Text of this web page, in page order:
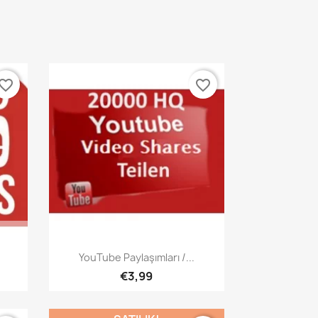
Hızlı Görünüm
YouTube Paylaşımları /...
€3,99
favorite_border